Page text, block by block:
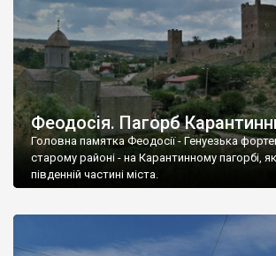
Феодосія. Пагорб
Головна памятка Феодосії - Генуезька
старому районі - на Карантинному пагорбі,
південній частині міста.